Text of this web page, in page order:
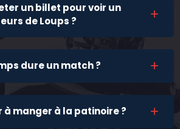
un billet pour voir un
de Loups ?
dure un match ?
manger à la patinoire ?